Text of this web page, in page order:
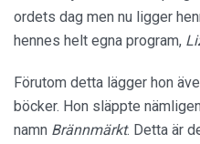
ordets dag men nu ligger
hennes helt egna program,
Förutom detta lägger hon
böcker. Hon släppte
namn Brännmärkt. Detta är